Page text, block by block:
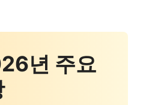
년 주요